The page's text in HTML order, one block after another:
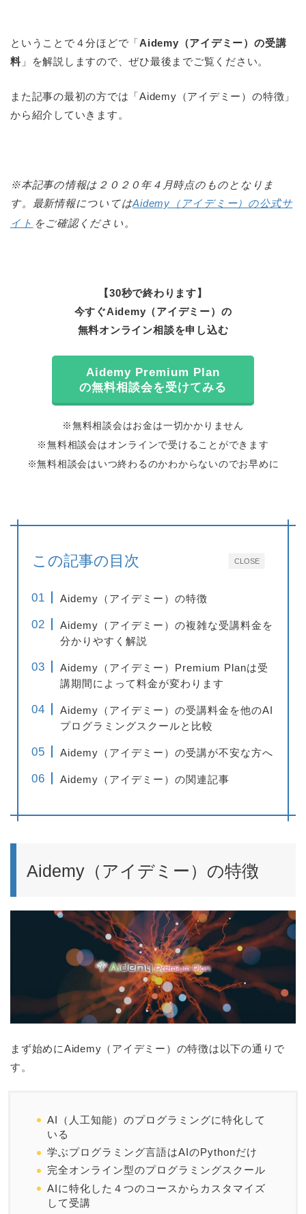
ということで４分ほどで「Aidemy（アイデミー）の受講
料 」を解説しますので、ぜひ最後までご覧ください。
また記事の最初の方では「Aidemy（アイデミー）の特徴」
から紹介していきます。
※本記事の情報は２０２０年４月時点のものとなりま
す。最新情報についてはAidemy（アイデミー）の公式サ
イト をご確認ください。
【30秒で終わります】
今すぐAidemy（アイデミー）の
無料オンライン相談を申し込む
Aidemy Premium Plan
の無料相談会を受けてみる
※無料相談会はお金は一切かかりません
※無料相談会はオンラインで受けることができます
※無料相談会はいつ終わるのかわからないのでお早めに
CLOSE
この記事の目次
Aidemy（アイデミー）の特徴
Aidemy（アイデミー）の複雑な受講料金を
分かりやすく解説
Aidemy（アイデミー）Premium Planは受
講期間によって料金が変わります
Aidemy（アイデミー）の受講料金を他のAI
プログラミングスクールと比較
Aidemy（アイデミー）の受講が不安な方へ
Aidemy（アイデミー）の関連記事
Aidemy（アイデミー）の特徴
まず始めにAidemy（アイデミー）の特徴は以下の通りで
す。
AI（人工知能）のプログラミングに特化して
いる
学ぶプログラミング言語はAIのPythonだけ
完全オンライン型のプログラミングスクール
AIに特化した４つのコースからカスタマイズ
して受講